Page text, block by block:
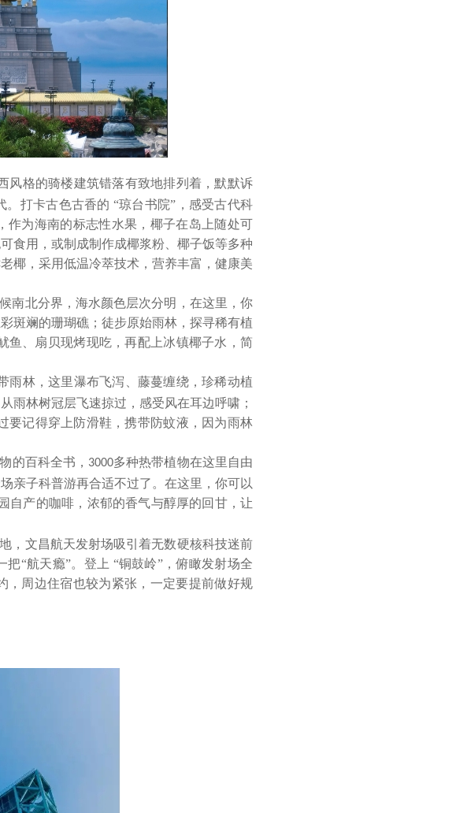
风格的骑楼建筑错落有致地排列着，默默诉
打卡古色古香的 “琼台书院”，感受古代科
作为海南的标志性水果，椰子在岛上随处可
食用，或制成制作成椰浆粉、椰子饭等多种
椰，采用低温冷萃技术，营养丰富，健康美
南北分界，海水颜色层次分明，在这里，你
斑斓的珊瑚礁；徒步原始雨林，探寻稀有植
鱼、扇贝现烤现吃，再配上冰镇椰子水，简
雨林，这里瀑布飞泻、藤蔓缠绕，珍稀动植
雨林树冠层飞速掠过，感受风在耳边呼啸；
要记得穿上防滑鞋，携带防蚊液，因为雨林
的百科全书， 3000多种热带植物在这里自由
亲子科普游再合适不过了。在这里，你可以
自产的咖啡，浓郁的香气与醇厚的回甘，让
，文昌航天发射场吸引着无数硬核科技迷前
把“航天瘾”。登上 “铜鼓岭”，俯瞰发射场全
，周边住宿也较为紧张，一定要提前做好规